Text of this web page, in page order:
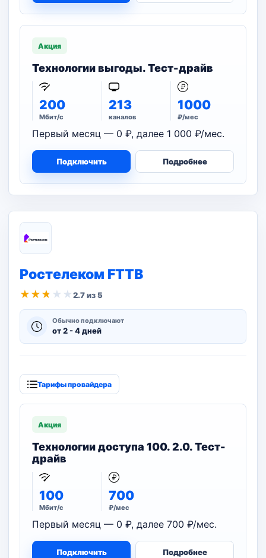
Акция
Технологии выгоды. Тест-драйв
200
Мбит/с
213
каналов
1000
₽/мес
Первый месяц — 0 ₽, далее 1 000 ₽/мес.
Подключить Подробнее
Ростелеком FTTB
★ ★ ★ ★ ★2.7 из 5
Обычно подключают
от 2 - 4 дней
Тарифы провайдера
Акция
Технологии доступа 100. 2.0. Тест-
драйв
100
Мбит/с
700
₽/мес
Первый месяц — 0 ₽, далее 700 ₽/мес.
Подключить Подробнее